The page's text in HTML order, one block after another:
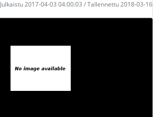
Julkaistu 2017-04-03 04:00:03 / Tallennettu 2018-03-16